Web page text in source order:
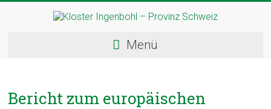
Menü
Bericht zum europäischen